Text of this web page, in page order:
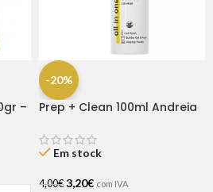
–
-20%
Prep + Clean 100ml Andreia
Em stock
4,00€ 3,20€ com IVA